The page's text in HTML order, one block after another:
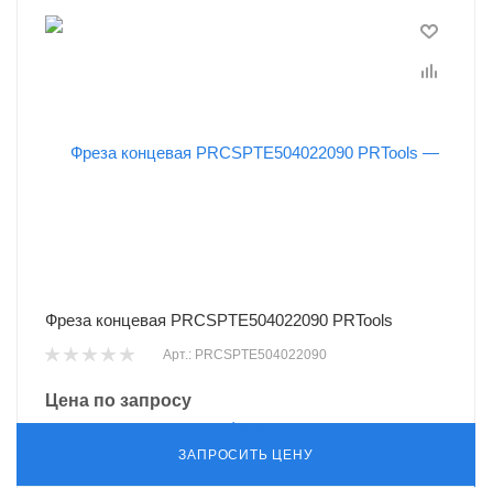
Фреза концевая PRCSPTE504022090 PRTools
Арт.: PRCSPTE504022090
Цена по запросу
ЗАПРОСИТЬ ЦЕНУ